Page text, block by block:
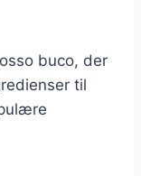
buco, der
til